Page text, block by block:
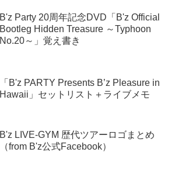
B'z Party 20周年記念DVD「B'z Official
Bootleg Hidden Treasure ～Typhoon
No.20～」覚え書き
「B'z PARTY Presents B’z Pleasure in
Hawaii」セットリスト＋ライブメモ
B'z LIVE-GYM 歴代ツアーロゴまとめ
（from B'z公式Facebook）